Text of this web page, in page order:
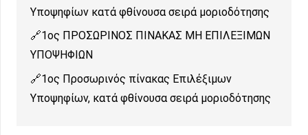
Υποψηφίων κατά φθίνουσα σειρά μοριοδότησης
1ος ΠΡΟΣΩΡΙΝΟΣ ΠΙΝΑΚΑΣ ΜΗ ΕΠΙΛΕΞΙΜΩΝ
ΥΠΟΨΗΦΙΩΝ
1ος Προσωρινός πίνακας Επιλέξιμων
Υποψηφίων, κατά φθίνουσα σειρά μοριοδότησης